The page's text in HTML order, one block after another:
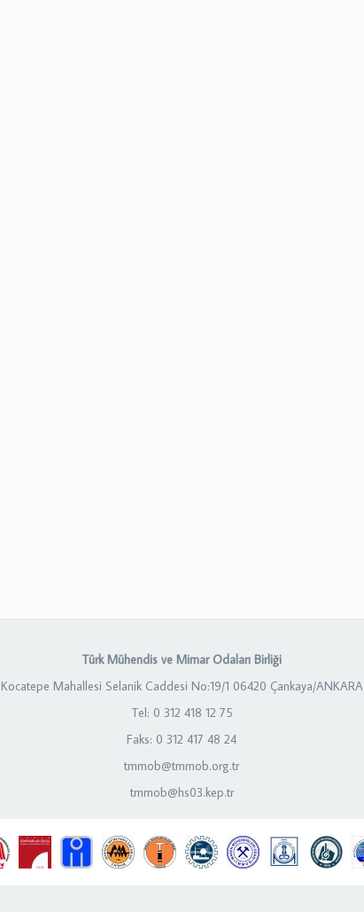
Türk Mühendis ve Mimar Odaları Birliği
Kocatepe Mahallesi Selanik Caddesi No:19/1 06420 Çankaya/ANKARA
Tel: 0 312 418 12 75
Faks: 0 312 417 48 24
tmmob@tmmob.org.tr
tmmob@hs03.kep.tr